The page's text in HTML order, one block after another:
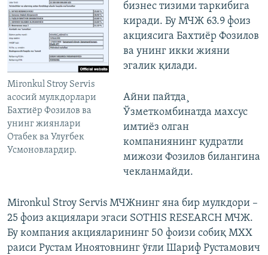
Mironkul Stroy Servis
асосий мулкдорлари
Бахтиëр Фозилов ва
унинг жиянлари
Отабек ва Улуғбек
Усмоновлардир.
бизнес тизими таркибига
киради. Бу МЧЖ 63.9 фоиз
акциясига Бахтиëр Фозилов
ва унинг икки жияни
эгалик қилади.
Айни пайтда¸
Ўзметкомбинатда махсус
имтиëз олган
компаниянинг қудратли
мижози Фозилов билангина
чекланмайди.
Mironkul Stroy Servis МЧЖнинг яна бир мулкдори –
25 фоиз акциялари эгаси SOTHIS RESEARCH МЧЖ.
Бу компания акцияларининг 50 фоизи собиқ МХХ
раиси Рустам Иноятовнинг ўғли Шариф Рустамович